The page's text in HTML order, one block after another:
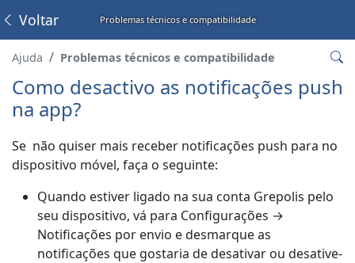
Problemas técnicos e compatibilidade
Voltar
Ajuda Problemas técnicos e compatibilidade
Como desactivo as notificações push
na app?
Se não quiser mais receber notificações push para no
dispositivo móvel, faça o seguinte:
Quando estiver ligado na sua conta Grepolis pelo
seu dispositivo, vá para Configurações →
Notificações por envio e desmarque as
notificações que gostaria de desativar ou desative-